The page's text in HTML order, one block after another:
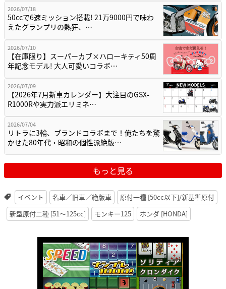
2026/07/18
50ccで6速ミッション搭載! 21万9000円で味わ
えたグランプリの熱狂、…
2026/07/10
【在庫限り】スーパーカブ×ハローキティ50周
年記念モデル! 大人可愛いコラボ…
2026/07/09
【2026年7月新車カレンダー】大注目のGSX-
R1000Rや実力派エリミネ…
2026/07/04
リトラに3輪、ブランドコラボまで！俺たちを驚
かせた80年代・昭和の個性派絶版…
もっと見る
イベント 名車／旧車／絶版車
原付一種 [50cc以下]/新基準原付
新型原付二種 [51〜125cc]
モンキー125 ホンダ [HONDA]